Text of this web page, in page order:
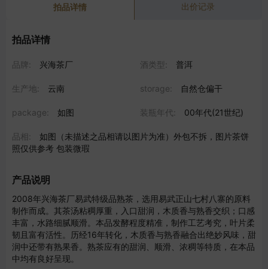
拍品详情 出价记录
拍品详情
品牌: 兴海茶厂 酒类型: 普洱
生产地: 云南 storage: 自然仓偏干
package: 如图 装瓶年代: 00年代(21世纪)
品相:
如图（未描述之品相请以图片为准）外包不拆，图片茶饼
照仅供参考 包装微瑕
产品说明
2008年兴海茶厂易武特级品熟茶，选用易武正山七村八寨的原料
制作而成。其茶汤粘稠厚重，入口甜润，木质香与熟香交织；口感
丰富，水路细腻顺滑。本品发酵程度精准，制作工艺考究，叶片柔
韧且富有活性。历经16年转化，木质香与熟香融合出绝妙风味，甜
润中还带有熟果香。熟茶应有的甜润、顺滑、浓稠等特质，在本品
中均有良好呈现。